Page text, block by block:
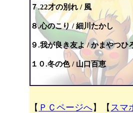
７.22才の別れ / 風
８.心のこり / 細川たかし
９.我が良き友よ / かまやつひ
１０.冬の色 / 山口百恵
【 ＰＣページへ】【 スマ